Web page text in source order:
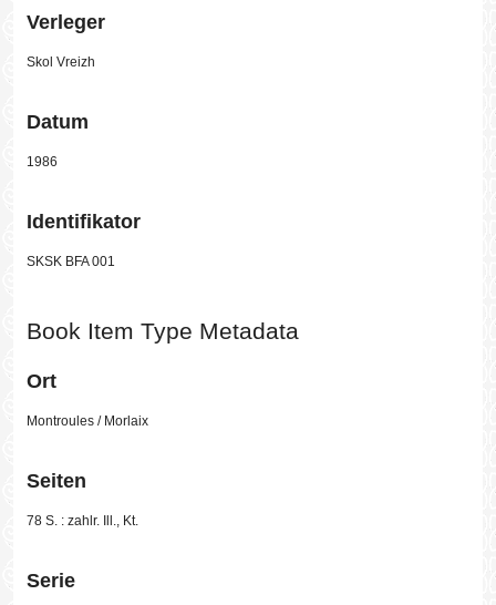
Verleger
Skol Vreizh
Datum
1986
Identifikator
SKSK BFA 001
Book Item Type Metadata
Ort
Montroules / Morlaix
Seiten
78 S. : zahlr. Ill., Kt.
Serie